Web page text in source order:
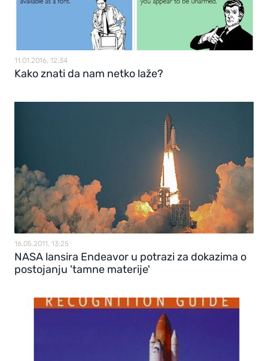
11.01.2016, 12:34
Kako znati da nam netko laže?
16.05.2011, 13:25
NASA lansira Endeavor u potrazi za dokazima o
postojanju 'tamne materije'